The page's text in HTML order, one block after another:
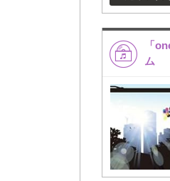
「
ム